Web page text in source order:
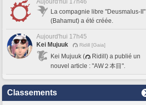
Aujourd'hui 17h46
La compagnie libre "Deusmalus-II"
(Bahamut) a été créée.
Aujourd'hui 17h45
Kei Mujuuk
Ridill [Gaia]
Kei Mujuuk (
Ridill) a publié un
nouvel article : "AW２本目".
Classements